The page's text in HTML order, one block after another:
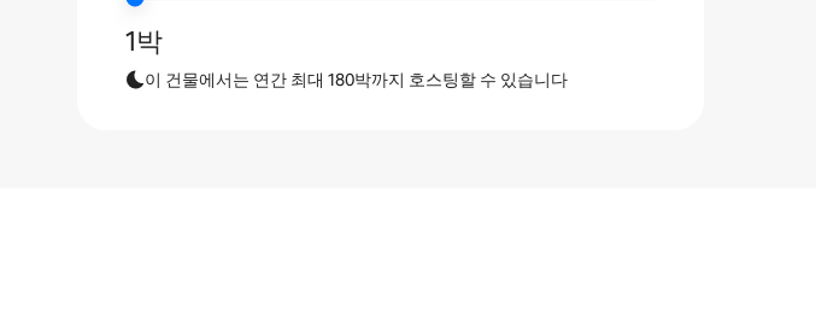
1박
이 건물에서는 연간 최대 180박까지 호스팅할 수 있습니다